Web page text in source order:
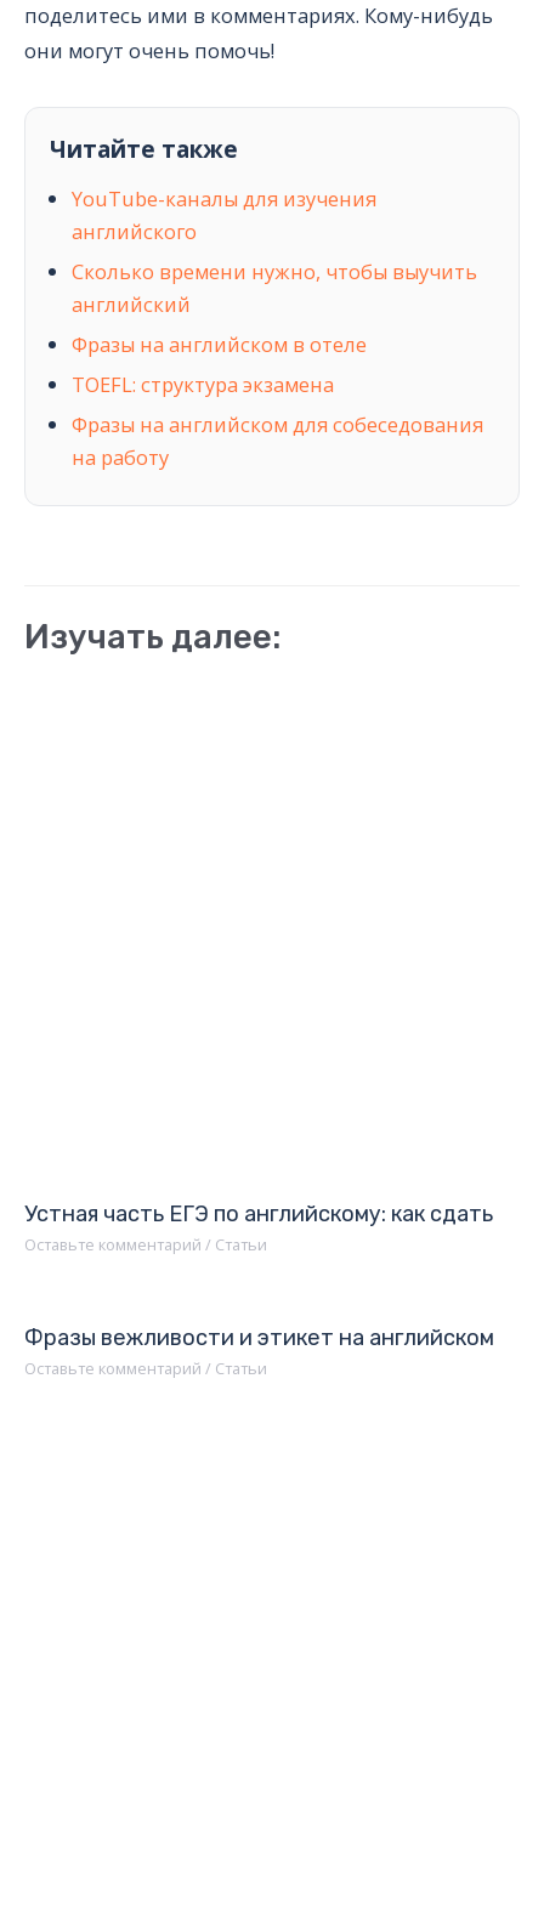
поделитесь ими в комментариях. Кому-нибудь
они могут очень помочь!
Читайте также
YouTube-каналы для изучения
английского
Сколько времени нужно, чтобы выучить
английский
Фразы на английском в отеле
TOEFL: структура экзамена
Фразы на английском для собеседования
на работу
Изучать далее:
Устная часть ЕГЭ по английскому: как сдать
Оставьте комментарий / Статьи
Фразы вежливости и этикет на английском
Оставьте комментарий / Статьи